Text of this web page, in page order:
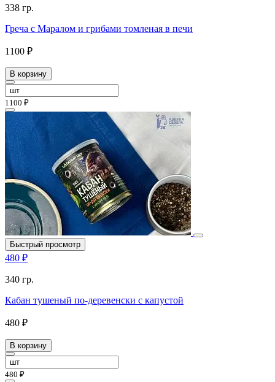
338 гр.
Греча с Маралом и грибами томленая в печи
1100 ₽
В корзину
1100 ₽
Быстрый просмотр
480 ₽
340 гр.
Кабан тушеный по-деревенски с капустой
480 ₽
В корзину
480 ₽